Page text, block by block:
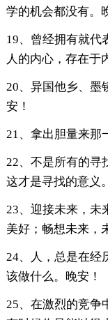
学的机会都没有。
19、曾经拥有就代
人的内心，存在于
20、异国他乡、墨
安！
21、拿出胆量来那
22、不是所有的寻
这才是寻找的意义
23、迎接未来，未
美好；畅想未来，
24、人，总是在经
该做什么。晚安！
25、在激烈的竞争